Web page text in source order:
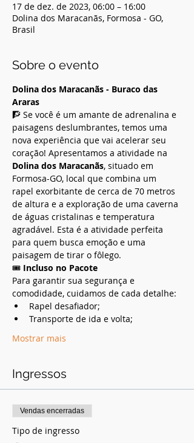
17 de dez. de 2023, 06:00 – 16:00
Dolina dos Maracanãs, Formosa - GO,
Brasil
Sobre o evento
Dolina dos Maracanãs - Buraco das
Araras
🧗 Se você é um amante de adrenalina e
paisagens deslumbrantes, temos uma
nova experiência que vai acelerar seu
coração! Apresentamos a atividade na
Dolina dos Maracanãs, situado em
Formosa-GO, local que combina um
rapel exorbitante de cerca de 70 metros
de altura e a exploração de uma caverna
de águas cristalinas e temperatura
agradável. Esta é a atividade perfeita
para quem busca emoção e uma
paisagem de tirar o fôlego.
🎟️ Incluso no Pacote
Para garantir sua segurança e
comodidade, cuidamos de cada detalhe:
Rapel desafiador;
Transporte de ida e volta;
Mostrar mais
Ingressos
Vendas encerradas
Tipo de ingresso